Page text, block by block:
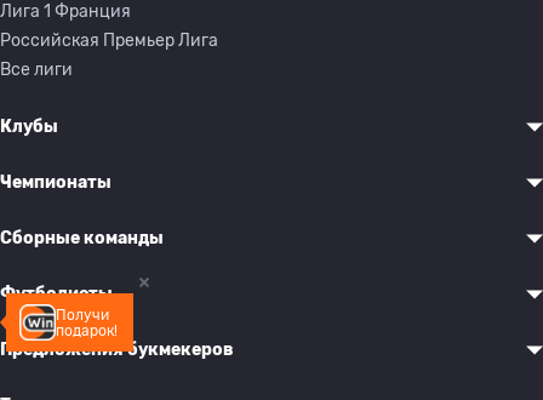
Получи
подарок!
Лига 1 Франция
Российская Премьер Лига
Все лиги
Клубы
Чемпионаты
Сборные команды
Футболисты
Предложения букмекеров